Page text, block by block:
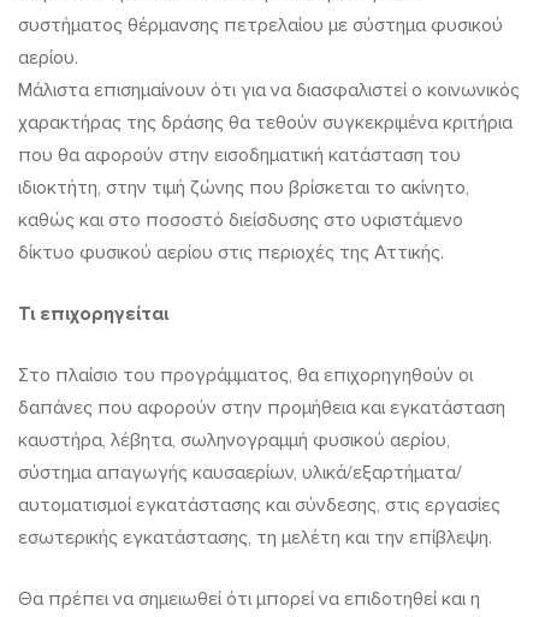
συστήματος θέρμανσης πετρελαίου με σύστημα φυσικού
αερίου.
Μάλιστα επισημαίνουν ότι για να διασφαλιστεί ο κοινωνικός
χαρακτήρας της δράσης θα τεθούν συγκεκριμένα κριτήρια
που θα αφορούν στην εισοδηματική κατάσταση του
ιδιοκτήτη, στην τιμή ζώνης που βρίσκεται το ακίνητο,
καθώς και στο ποσοστό διείσδυσης στο υφιστάμενο
δίκτυο φυσικού αερίου στις περιοχές της Αττικής.
Τι επιχορηγείται
Στο πλαίσιο του προγράμματος, θα επιχορηγηθούν οι
δαπάνες που αφορούν στην προμήθεια και εγκατάσταση
καυστήρα, λέβητα, σωληνογραμμή φυσικού αερίου,
σύστημα απαγωγής καυσαερίων, υλικά/εξαρτήματα/
αυτοματισμοί εγκατάστασης και σύνδεσης, στις εργασίες
εσωτερικής εγκατάστασης, τη μελέτη και την επίβλεψη.
Θα πρέπει να σημειωθεί ότι μπορεί να επιδοτηθεί και η